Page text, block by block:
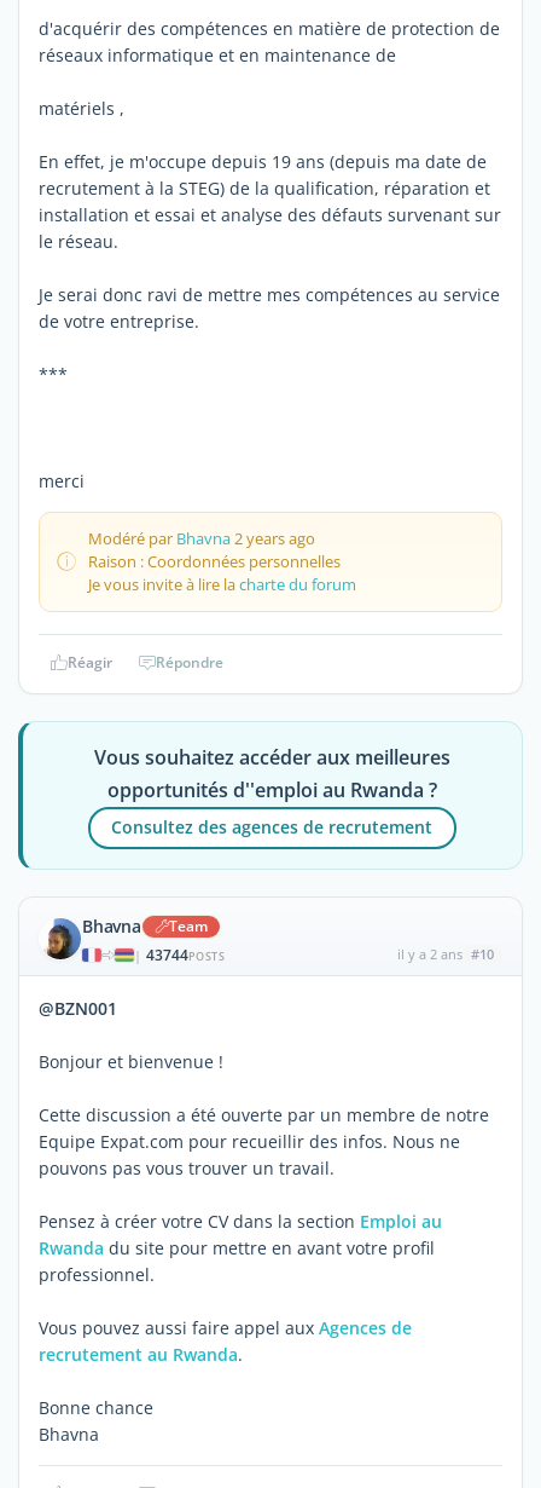
d'acquérir des compétences en matière de protection de
réseaux informatique et en maintenance de
matériels ,
En effet, je m'occupe depuis 19 ans (depuis ma date de
recrutement à la STEG) de la qualification, réparation et
installation et essai et analyse des défauts survenant sur
le réseau.
Je serai donc ravi de mettre mes compétences au service
de votre entreprise.
***
merci
Modéré par Bhavna2 years ago
Raison : Coordonnées personnelles
Je vous invite à lire lacharte du forum
Réagir Répondre
Vous souhaitez accéder aux meilleures
opportunités d''emploi au Rwanda ?
Consultez des agences de recrutement
Bhavna Team
| 43744POSTS il y a 2 ans #10
@BZN001
Bonjour et bienvenue !
Cette discussion a été ouverte par un membre de notre
Equipe Expat.com pour recueillir des infos. Nous ne
pouvons pas vous trouver un travail.
Pensez à créer votre CV dans la section Emploi au
Rwanda du site pour mettre en avant votre profil
professionnel.
Vous pouvez aussi faire appel aux Agences de
recrutement au Rwanda.
Bonne chance
Bhavna